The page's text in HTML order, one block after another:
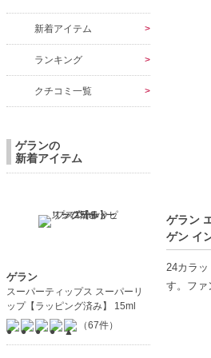
ゲラン
ゲン イ
24カラ
す。ファ
新着アイテム
ランキング
クチコミ一覧
ゲランの
新着アイテム
ゲラン
スーパーティップス スーパーリ
ップ【ラッピング済み】 15ml
（67件）